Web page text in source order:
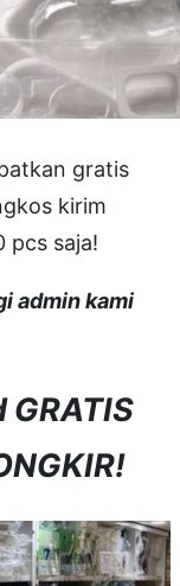
gratis
kirim
pcs saja!
admin kami